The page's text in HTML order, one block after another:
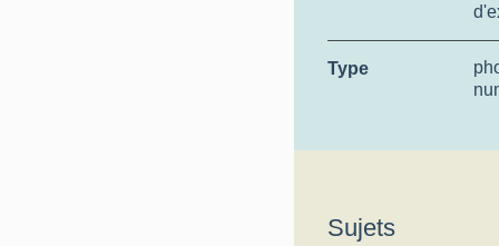
Type
Sujets